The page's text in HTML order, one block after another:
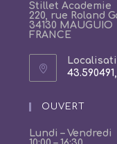
Stillet Academie
220, rue Roland
34130 MAUGUIO
FRANCE
OUVERT
Lundi – Vendredi